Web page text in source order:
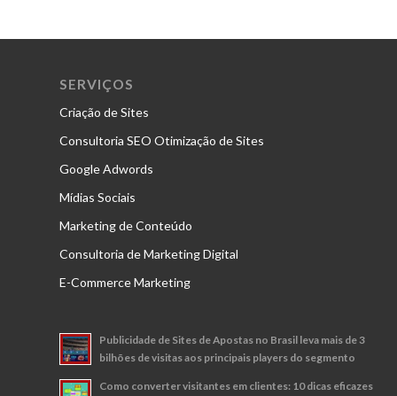
SERVIÇOS
Criação de Sites
Consultoria SEO Otimização de Sites
Google Adwords
Mídias Sociais
Marketing de Conteúdo
Consultoria de Marketing Digital
E-Commerce Marketing
Publicidade de Sites de Apostas no Brasil leva mais de 3
bilhões de visitas aos principais players do segmento
Como converter visitantes em clientes: 10 dicas eficazes